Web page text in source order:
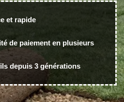
et rapide
de paiement en plusieurs
depuis 3 générations